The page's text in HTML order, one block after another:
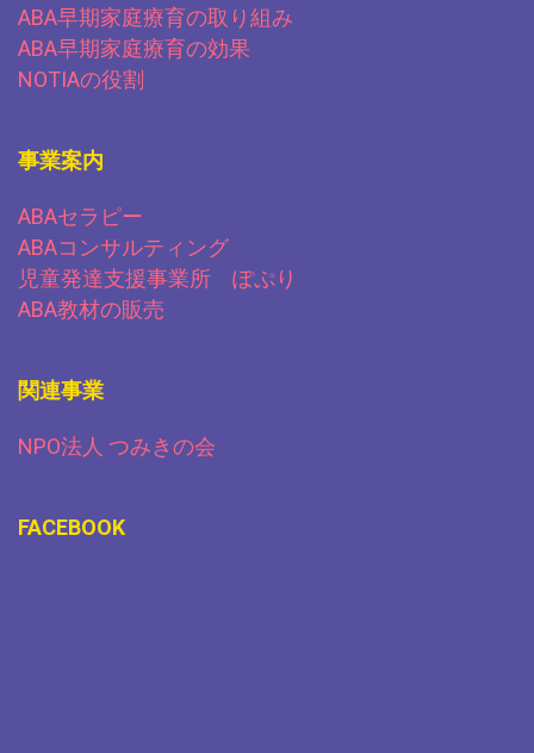
ABA早期家庭療育の取り組み
ABA早期家庭療育の効果
NOTIAの役割
事業案内
ABAセラピー
ABAコンサルティング
児童発達支援事業所 ぽぷり
ABA教材の販売
関連事業
NPO法人 つみきの会
FACEBOOK